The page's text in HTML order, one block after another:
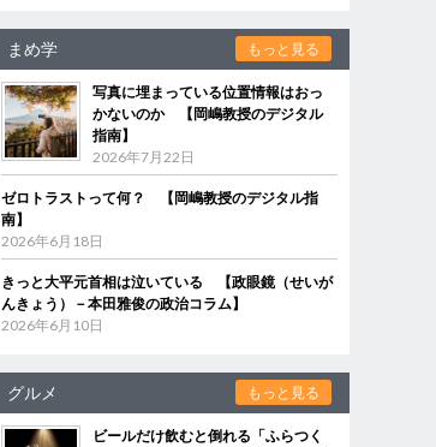
まめ学 もっと見る
写真に埋まっている位置情報はおっ
かないのか 【岡嶋教授のデジタル
指南】
2026年7月22日
ゼロトラストって何？ 【岡嶋教授のデジタル指
南】
2026年6月18日
きっと大平元首相は泣いている 【政眼鏡（せいが
んきょう）－本田雅俊の政治コラム】
2026年6月10日
グルメ もっと見る
ビールだけ飲むと倒れる「ふらつく